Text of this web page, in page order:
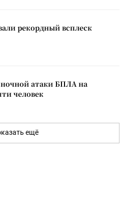
рекордный всплеск
атаки БПЛА на
человек
ещё